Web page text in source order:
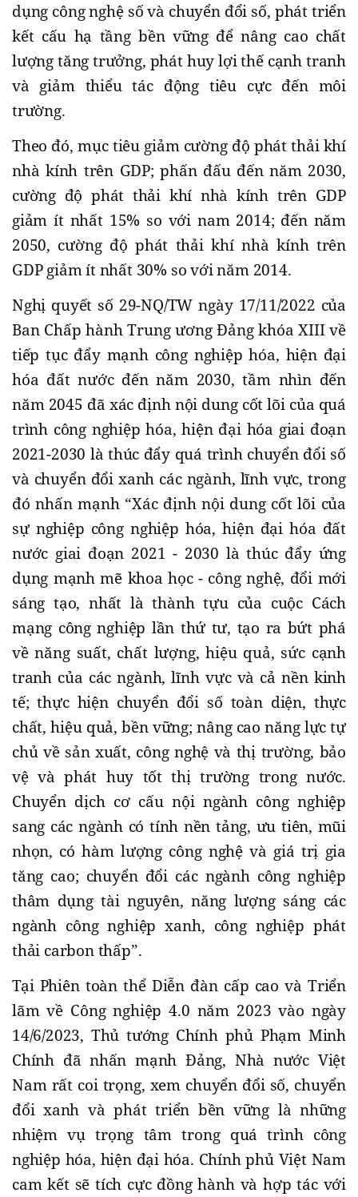
dụng công nghệ số và chuyển đổi số, phát triển
kết cấu hạ tầng bền vững để nâng cao chất
lượng tăng trưởng, phát huy lợi thế cạnh tranh
và giảm thiểu tác động tiêu cực đến môi
trường.
Theo đó, mục tiêu giảm cường độ phát thải khí
nhà kính trên GDP; phấn đấu đến năm 2030,
cường độ phát thải khí nhà kính trên GDP
giảm ít nhất 15% so với nam 2014; đến năm
2050, cường độ phát thải khí nhà kính trên
GDP giảm ít nhất 30% so với năm 2014.
Nghị quyết số 29-NQ/TW ngày 17/11/2022 của
Ban Chấp hành Trung ương Đảng khóa XIII về
tiếp tục đẩy mạnh công nghiệp hóa, hiện đại
hóa đất nước đến năm 2030, tầm nhìn đến
năm 2045 đã xác định nội dung cốt lõi của quá
trình công nghiệp hóa, hiện đại hóa giai đoạn
2021-2030 là thúc đẩy quá trình chuyển đổi số
và chuyển đổi xanh các ngành, lĩnh vực, trong
đó nhấn mạnh “Xác định nội dung cốt lõi của
sự nghiệp công nghiệp hóa, hiện đại hóa đất
nước giai đoạn 2021 - 2030 là thúc đẩy ứng
dụng mạnh mẽ khoa học - công nghệ, đổi mới
sáng tạo, nhất là thành tựu của cuộc Cách
mạng công nghiệp lần thứ tư, tạo ra bứt phá
về năng suất, chất lượng, hiệu quả, sức cạnh
tranh của các ngành, lĩnh vực và cả nền kinh
tế; thực hiện chuyển đổi số toàn diện, thực
chất, hiệu quả, bền vững; nâng cao năng lực tự
chủ về sản xuất, công nghệ và thị trường, bảo
vệ và phát huy tốt thị trường trong nước.
Chuyển dịch cơ cấu nội ngành công nghiệp
sang các ngành có tính nền tảng, ưu tiên, mũi
nhọn, có hàm lượng công nghệ và giá trị gia
tăng cao; chuyển đổi các ngành công nghiệp
thâm dụng tài nguyên, năng lượng sáng các
ngành công nghiệp xanh, công nghiệp phát
thải carbon thấp”.
Tại Phiên toàn thể Diễn đàn cấp cao và Triển
lãm về Công nghiệp 4.0 năm 2023 vào ngày
14/6/2023, Thủ tướng Chính phủ Phạm Minh
Chính đã nhấn mạnh Đảng, Nhà nước Việt
Nam rất coi trọng, xem chuyển đổi số, chuyển
đổi xanh và phát triển bền vững là những
nhiệm vụ trọng tâm trong quá trình công
nghiệp hóa, hiện đại hóa. Chính phủ Việt Nam
cam kết sẽ tích cực đồng hành và hợp tác với